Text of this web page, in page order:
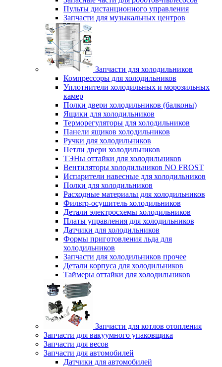
Пульты дистанционного управления
Запчасти для музыкальных центров
Запчасти для холодильников
Компрессоры для холодильников
Уплотнители холодильных и морозильных
камер
Полки двери холодильников (балконы)
Ящики для холодильников
Терморегуляторы для холодильников
Панели ящиков холодильников
Ручки для холодильников
Петли двери холодильников
ТЭНы оттайки для холодильников
Вентиляторы холодильников NO FROST
Испарители навесные для холодильников
Полки для холодильников
Расходные материалы для холодильников
Фильтр-осушитель холодильников
Детали электросхемы холодильников
Платы управления для холодильников
Датчики для холодильников
Формы приготовления льда для
холодильников
Запчасти для холодильников прочее
Детали корпуса для холодильников
Таймеры оттайки для холодильников
Запчасти для котлов отопления
Запчасти для вакуумного упаковщика
Запчасти для весов
Запчасти для автомобилей
Датчики для автомобилей